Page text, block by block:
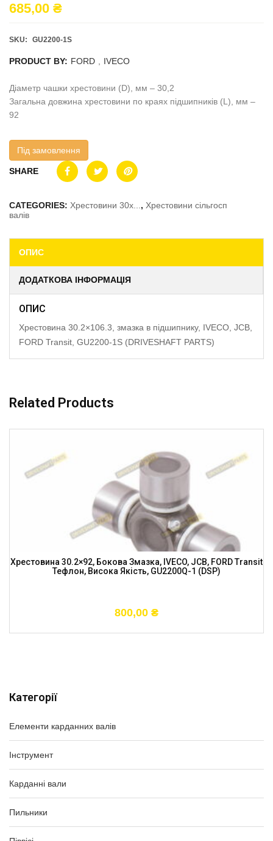
Категорії
Елементи карданних валів
Інструмент
Карданні вали
Пильники
685,00 ₴
SKU: GU2200-1S
PRODUCT BY: FORD IVECO
Діаметр чашки хрестовини (D), мм – 30,2
Загальна довжина хрестовини по краях підшипників (L), мм –
92
Під замовлення
SHARE
CATEGORIES: Хрестовини 30x... , Хрестовини сільгосп
валів
ОПИС
ДОДАТКОВА ІНФОРМАЦІЯ
ОПИС
Хрестовина 30.2×106.3, змазка в підшипнику, IVECO, JCB,
FORD Transit, GU2200-1S (DRIVESHAFT PARTS)
Related Products
Хрестовина 30.2×92, Бокова Змазка, IVECO, JCB, FORD Transit
Тефлон, Висока Якість, GU2200Q-1 (DSP)
800,00 ₴